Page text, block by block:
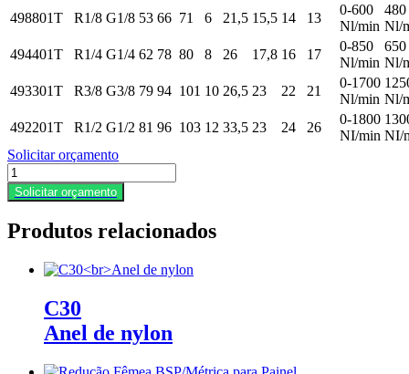
498801T
R1/8 G1/8 53 66 71 6 21,5 15,5 14 13
0-600
Nl/min
480
Nl/
494401T
R1/4 G1/4 62 78 80 8 26 17,8 16 17
0-850
Nl/min
650
Nl/
493301T
R3/8 G3/8 79 94 101 10 26,5 23 22 21
0-1700
Nl/min Nl/
492201T
R1/2 G1/2 81 96 103 12 33,5 23 24 26
0-1800
NI/min NI/
Solicitar orçamento
47Reguladora
de
velocidade
macho
manípulo
Solicitar orçamento
Produtos relacionados
C30
Anel de nylon